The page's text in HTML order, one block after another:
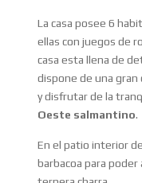
La casa posee 6
ellas con juegos de
casa esta llena de
dispone de una gran
y disfrutar de la
Oeste salmantino.
En el patio interior
barbacoa para poder